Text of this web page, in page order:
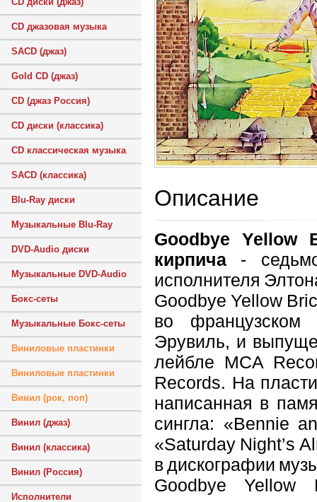
CD джазовая музыка
SACD (джаз)
Gold CD (джаз)
CD (джаз Россия)
CD диски (классика)
CD классическая музыка
SACD (классика)
Blu-Ray диски
Музыкальные Blu-Ray
DVD-Audio диски
Музыкальные DVD-Audio
Бокс-сеты
Музыкальные Бокс-сеты
Виниловые пластинки
Виниловые пластинки
Винил (рок, поп)
Винил (джаз)
Винил (классика)
Винил (Россия)
Исполнители
Описание
Goodbye Yellow
кирпича -
исполнителя
Goodbye Yellow
во французском
Эрувиль, и
лейбле MCA
Records. На
написанная в
сингла: «Bennie
«Saturday Night’s
в дискографии
Goodbye